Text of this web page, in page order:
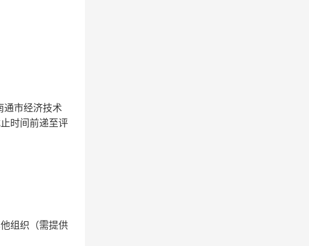
通市经济技术
时间前递至评
组织（需提供